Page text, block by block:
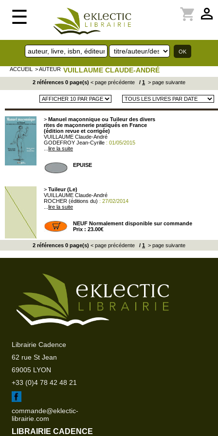
☰ perm_identity
shopping_cart
ACCUEIL > AUTEUR VUILLAUME CLAUDE-ANDRÉ
2 références 0 page(s) < page précédente / 1 > page suivante
> Manuel maçonnique ou Tuileur des divers
rites de maçonnerie pratiqués en France
(édition revue et corrigée)
VUILLAUME Claude-André
GODEFROY Jean-Cyrille : 01/05/2015
lire la suite
EPUISE
> Tuileur (Le)
VUILLAUME Claude-André
ROCHER (éditions du) : 27/02/2014
lire la suite
NEUF Normalement disponible sur commande
Prix : 23.00€
2 références 0 page(s) < page précédente / 1 > page suivante
Librairie Cadence
62 rue St Jean
69005 LYON
+33 (0)4 78 42 48 21
commande@eklectic-
librairie.com
LIBRAIRIE CADENCE